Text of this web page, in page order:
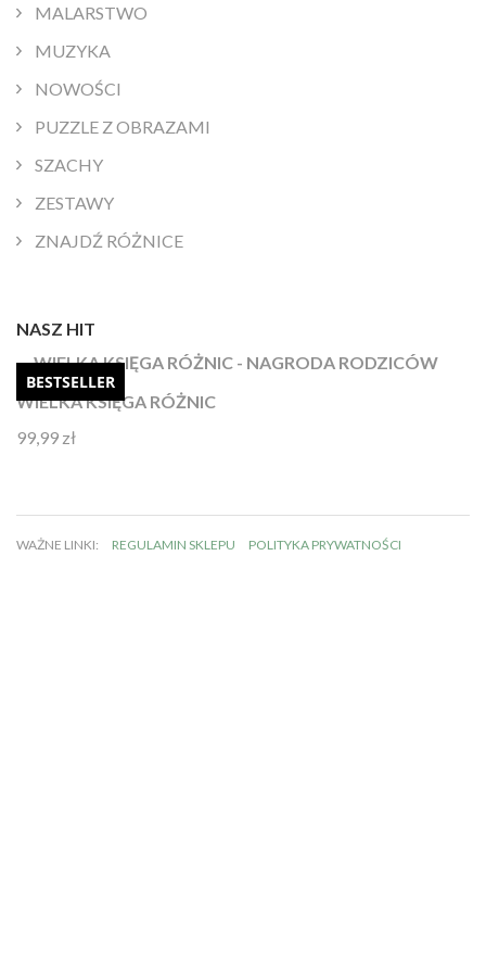
MALARSTWO
MUZYKA
NOWOŚCI
PUZZLE Z OBRAZAMI
SZACHY
ZESTAWY
ZNAJDŹ RÓŻNICE
NASZ HIT
BESTSELLER
WIELKA KSIĘGA RÓŻNIC
Oceniono
99,99 zł
WAŻNE LINKI: REGULAMIN SKLEPU POLITYKA PRYWATNOŚCI